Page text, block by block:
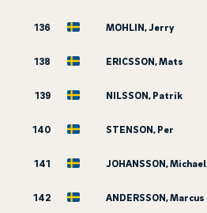
136 MOHLIN, Jerry
138 ERICSSON, Mats
139 NILSSON, Patrik
140 STENSON, Per
141 JOHANSSON, Michael
142 ANDERSSON, Marcus